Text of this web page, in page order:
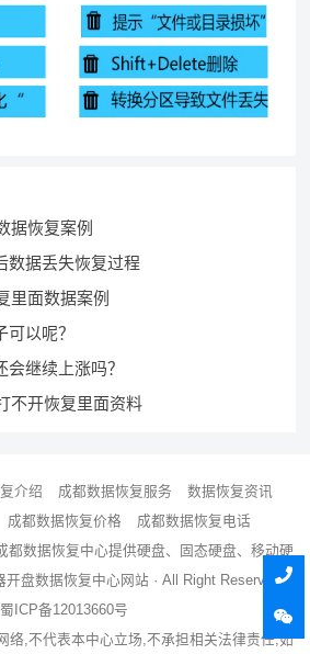
据恢复案例
数据丢失恢复过程
里面数据案例
以呢？
继续上涨吗？
不开恢复里面资料
介绍 成都数据恢复服务
数据恢复资讯
成都数据恢复价格
成都数据恢复电话
都数据恢复中心提供硬盘、固态硬盘、移动硬
开盘数据恢复中心网站 · All Right Reserved ·
蜀ICP备12013660号
络,不代表本中心立场,不承担相关法律责任,如